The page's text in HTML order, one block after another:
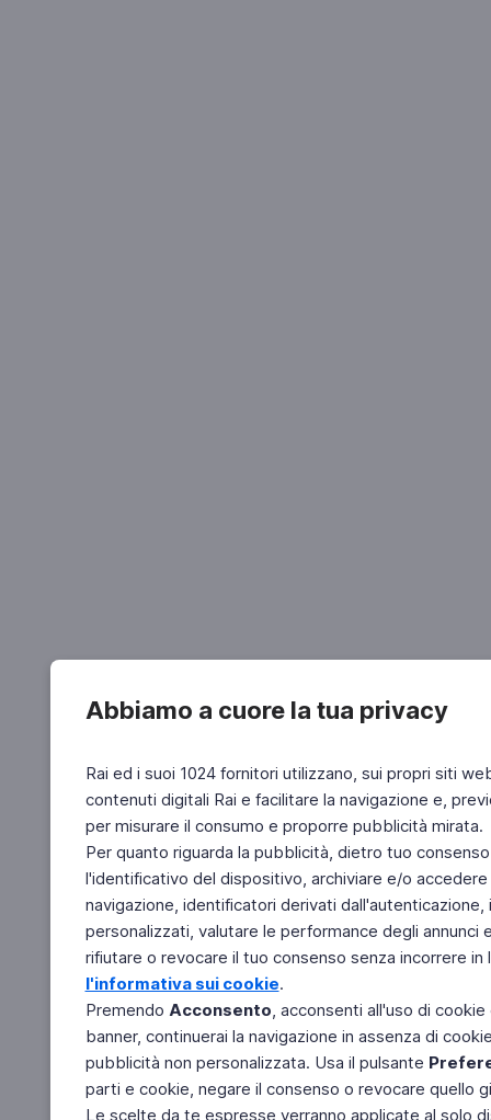
Abbiamo a cuore la tua privacy
Rai ed i suoi 1024 fornitori utilizzano, sui propri siti
contenuti digitali Rai e facilitare la navigazione e,
per misurare il consumo e proporre pubblicità mirata.
Per quanto riguarda la pubblicità, dietro tuo
l'identificativo del dispositivo, archiviare e/o
navigazione, identificatori derivati
personalizzati, valutare le performance degli
rifiutare o revocare il tuo consenso senza incorrere
l'informativa sui cookie.
Premendo Acconsento, acconsenti all'uso di
banner, continuerai la navigazione in assenza di
pubblicità non personalizzata. Usa il pulsante
parti e cookie, negare il consenso o revocare quello
Le scelte da te espresse verranno applicate al solo